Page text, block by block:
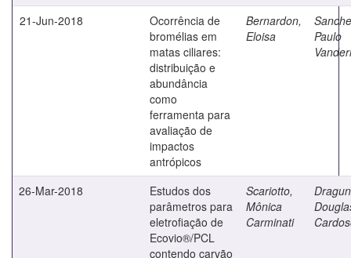
21-Jun-2018
Ocorrência de
bromélias em
matas ciliares:
distribuição e
abundância
como
ferramenta para
avaliação de
impactos
antrópicos
Bernardon,
Eloisa
Paulo
26-Mar-2018
Estudos dos
parâmetros para
eletrofiação de
Ecovio®/PCL
contendo carvão
Scariotto,
Mônica
Carminati